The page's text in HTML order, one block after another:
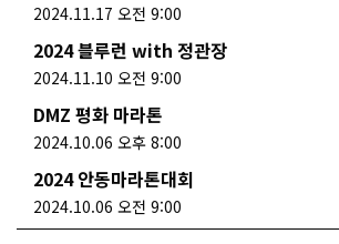
2024.11.17 오전 9:00
2024 블루런 with 정관장
2024.11.10 오전 9:00
DMZ 평화 마라톤
2024.10.06 오후 8:00
2024 안동마라톤대회
2024.10.06 오전 9:00